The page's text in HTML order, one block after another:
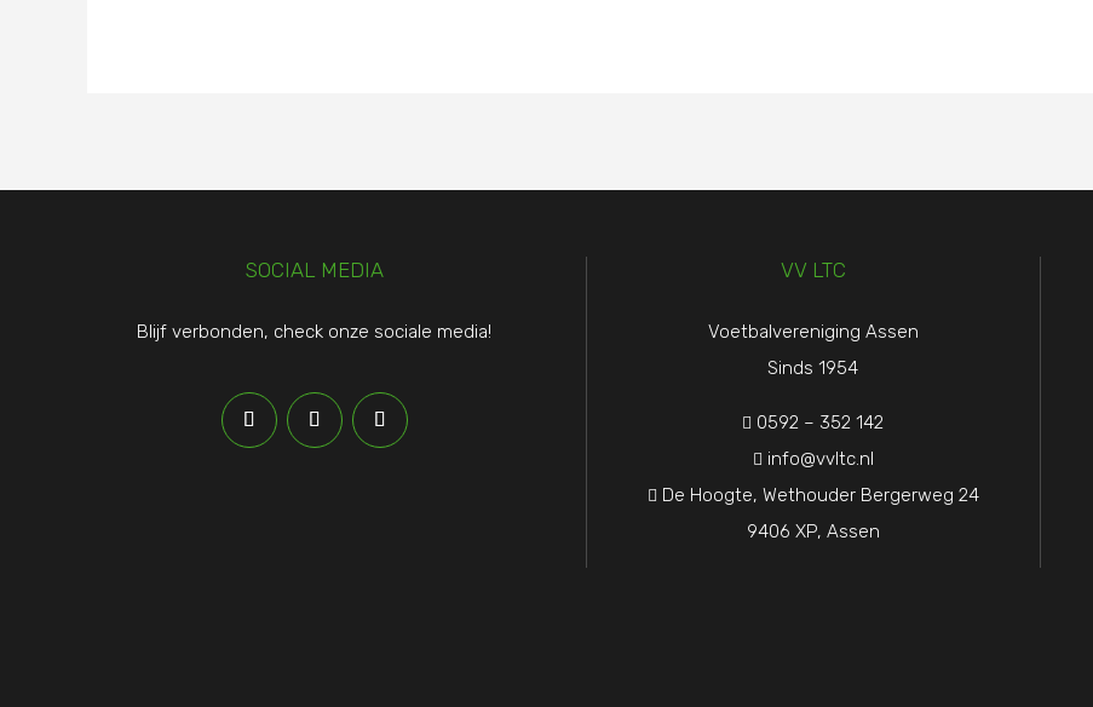
SOCIAL MEDIA
Blijf verbonden, check onze sociale media!
VV LTC
Voetbalvereniging Assen
Sinds 1954
 0592 – 352 142
 info@vvltc.nl
 De Hoogte, Wethouder Bergerweg 24
9406 XP, Assen